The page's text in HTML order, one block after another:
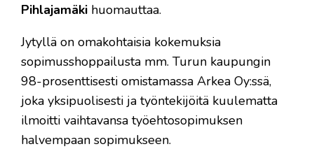
Pihlajamäki huomauttaa.
Jytyllä on omakohtaisia kokemuksia
sopimusshoppailusta mm. Turun kaupungin
98-prosenttisesti omistamassa Arkea Oy:ssä,
joka yksipuolisesti ja työntekijöitä kuulematta
ilmoitti vaihtavansa työehtosopimuksen
halvempaan sopimukseen.